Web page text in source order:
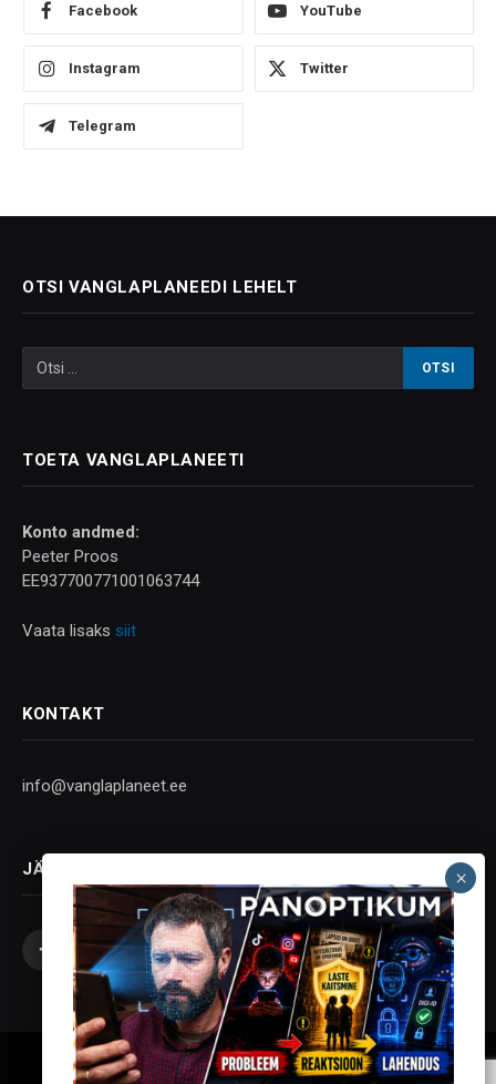
Facebook YouTube
Instagram Twitter
Telegram
OTSI VANGLAPLANEEDI LEHELT
TOETA VANGLAPLANEETI
Konto andmed:
Peeter Proos
EE937700771001063744
Vaata lisaks siit
KONTAKT
info@vanglaplaneet.ee
JÄLGI SOTSIAALMEEDIAS
Facebook
X
(Twitter)
InstagramYouTubeTelegram